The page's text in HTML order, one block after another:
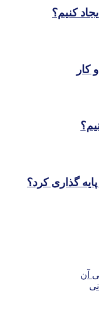
کنیم؟
گذاری کرد؟
آن